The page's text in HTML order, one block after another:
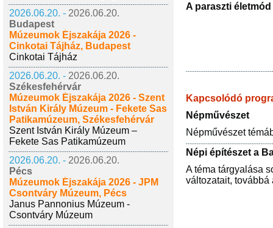
2026.06.20. - 2026.06.20.
Budapest
Múzeumok Éjszakája 2026 -
Cinkotai Tájház, Budapest
Cinkotai Tájház
2026.06.20. - 2026.06.20.
Székesfehérvár
Múzeumok Éjszakája 2026 - Szent
István Király Múzeum - Fekete Sas
Patikamúzeum, Székesfehérvár
Szent István Király Múzeum –
Fekete Sas Patikamúzeum
2026.06.20. - 2026.06.20.
Pécs
Múzeumok Éjszakája 2026 - JPM
Csontváry Múzeum, Pécs
Janus Pannonius Múzeum -
Csontváry Múzeum
A paraszti
Kapcsolódó
Népművészet
Népművészet
Népi építészet a
A téma tárgyalása
változatait,